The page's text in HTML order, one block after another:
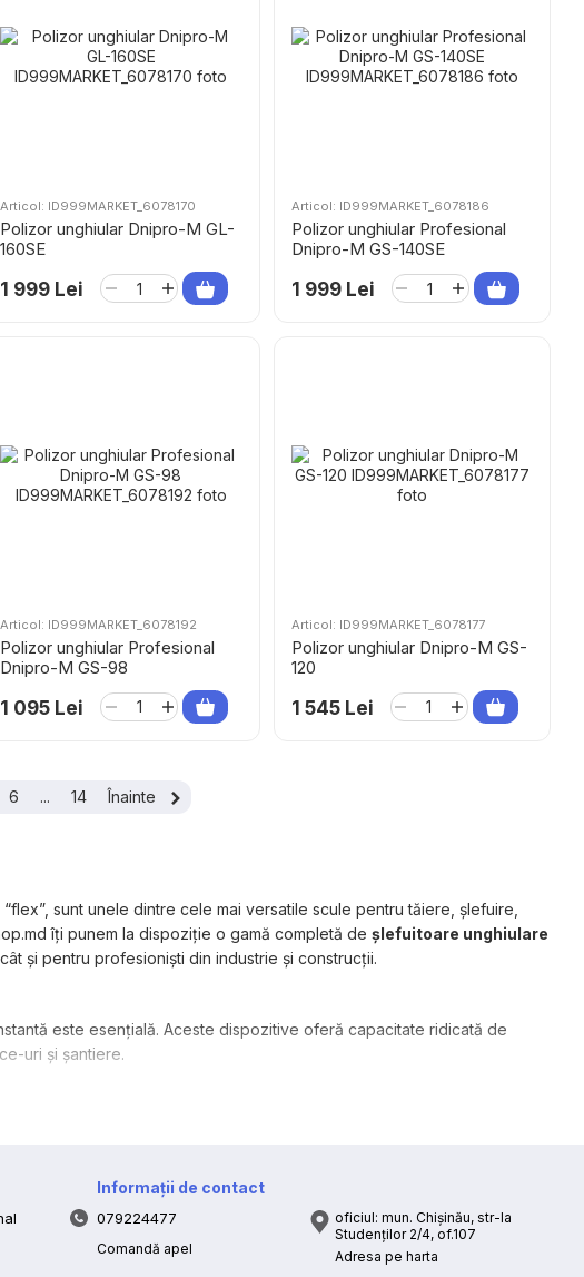
sunt unele dintre cele mai versatile scule pentru tăiere, șlefuire,
îți punem la dispoziție o gamă completă de șlefuitoare unghiulare
și pentru profesioniști din industrie și construcții.
este esențială. Aceste dispozitive oferă capacitate ridicată de
uri și șantiere.
asigură greutate redusă, vibrații minimale și siguranță crescută. Se
auto și producție metalurgică.
Articol: ID999MARKET_6078170
Polizor unghiular Dnipro-M GL-
160SE
1 999 Lei
Articol: ID999MARKET_6078186
Polizor unghiular Profesional
Dnipro-M GS-140SE
1 999 Lei
Articol: ID999MARKET_6078192
Polizor unghiular Profesional
Dnipro-M GS-98
1 095 Lei
Articol: ID999MARKET_6078177
Polizor unghiular Dnipro-M GS-
120
1 545 Lei
6 ... 14 Înainte
Informații de contact
079224477
Comandă apel
oficiul: mun. Chișinău, str-la
Studenților 2/4, of.107
Adresa pe harta